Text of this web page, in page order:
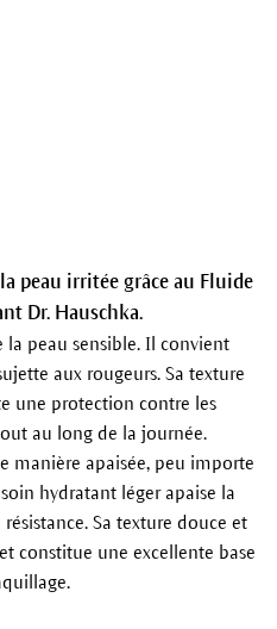
peau irritée grâce au Fluide
Dr. Hauschka.
peau sensible. Il convient
aux rougeurs. Sa texture
une protection contre les
au long de la journée.
manière apaisée, peu importe
hydratant léger apaise la
Sa texture douce et
constitue une excellente base